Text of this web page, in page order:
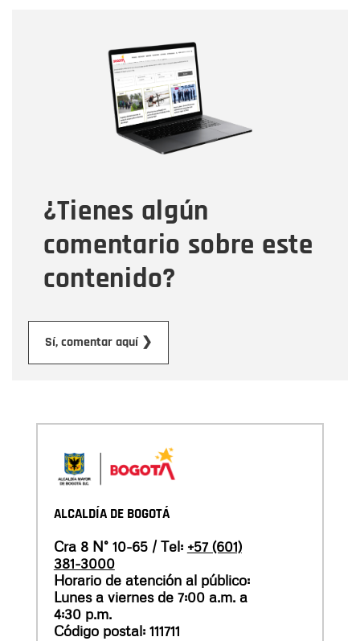
¿Tienes algún
comentario sobre este
contenido?
Sí, comentar aquí ❯
Correo electrónico
Tipo de comentario
Mensaje
ALCALDÍA DE BOGOTÁ
Cra 8 N° 10-65 / Tel: +57 (601)
381-3000
Horario de atención al público:
Lunes a viernes de 7:00 a.m. a
4:30 p.m.
Código postal: 111711